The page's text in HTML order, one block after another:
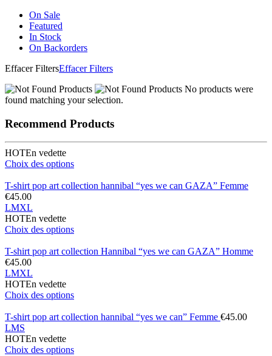
On Sale
Featured
In Stock
On Backorders
Effacer FiltersEffacer Filters
No products were
found matching your selection.
Recommend Products
HOTEn vedette
Choix des options
T-shirt pop art collection hannibal “yes we can GAZA” Femme
€45.00
LMXL
HOTEn vedette
Choix des options
T-shirt pop art collection Hannibal “yes we can GAZA” Homme
€45.00
LMXL
HOTEn vedette
Choix des options
T-shirt pop art collection hannibal “yes we can” Femme €45.00
LMS
HOTEn vedette
Choix des options